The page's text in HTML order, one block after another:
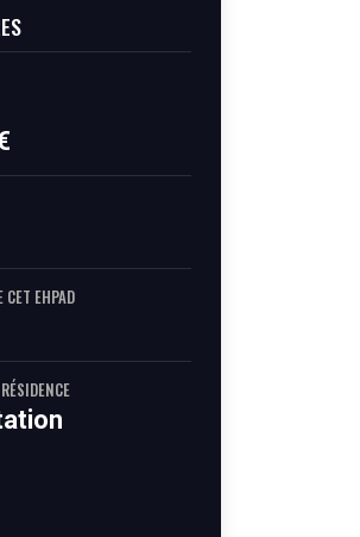
CET EHPAD